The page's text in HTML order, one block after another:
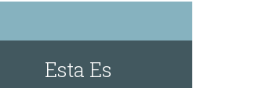
Esta Es